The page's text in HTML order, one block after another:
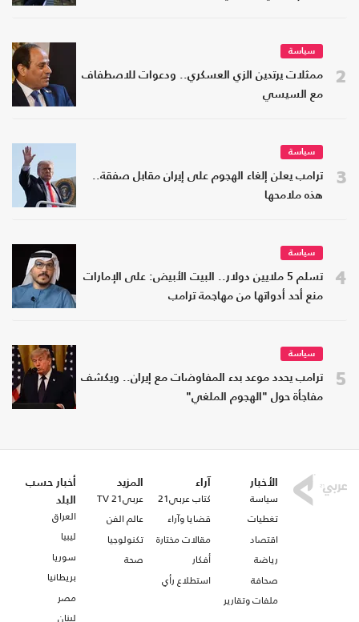
2
سياسة
ممثلات يرتدين الزي العسكري.. ودعوات للاصطفاف
مع السيسي
3
سياسة
ترامب يعلن إلغاء الهجوم على إيران مقابل صفقة..
هذه ملامحها
4
سياسة
تسلم 5 ملايين دولار.. البيت الأبيض: على الإمارات
منع أحد أدواتها من مهاجمة ترامب
5
سياسة
ترامب يحدد موعد بدء المفاوضات مع إيران.. ويكشف
مفاجأة حول "الهجوم الملغي"
الأخبار
سياسة
تغطيات
اقتصاد
رياضة
صحافة
ملفات وتقارير
آراء
كتاب عربي21
قضايا وآراء
مقالات مختارة
أفكار
استطلاع رأي
المزيد
عربي21 TV
عالم الفن
تكنولوجيا
صحة
أخبار حسب
البلد
العراق
ليبيا
سوريا
بريطانيا
مصر
لبنان